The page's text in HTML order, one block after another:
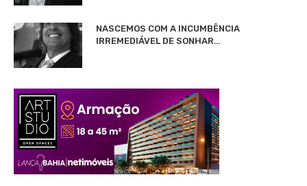
NASCEMOS COM A INCUMBÊNCIA
IRREMEDIÁVEL DE SONHAR…